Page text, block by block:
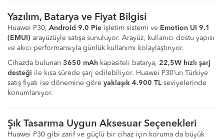
Yazılım, Batarya ve Fiyat Bilgisi
Huawei P30, Android 9.0 Pie işletim sistemi ve Emotion UI 9.1
(EMUI) arayüzüyle satışa sunuluyor. Arayüz, kullanıcı dostu yapısı
ve akıcı performansıyla günlük kullanımı kolaylaştırıyor.
Cihazda bulunan 3650 mAh kapasiteli batarya, 22,5W hızlı şarj
desteği ile kısa sürede şarj edilebiliyor. Huawei P30’un Türkiye
satış fiyatı ise dönemine göre yaklaşık 4.900 TL seviyelerinde
konumlanıyor.
Şık Tasarıma Uygun Aksesuar Seçenekleri
Huawei P30 gibi zarif ve güçlü bir cihaz için koruma da büyük